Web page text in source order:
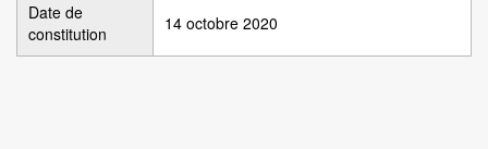
Date de
constitution
14 octobre 2020